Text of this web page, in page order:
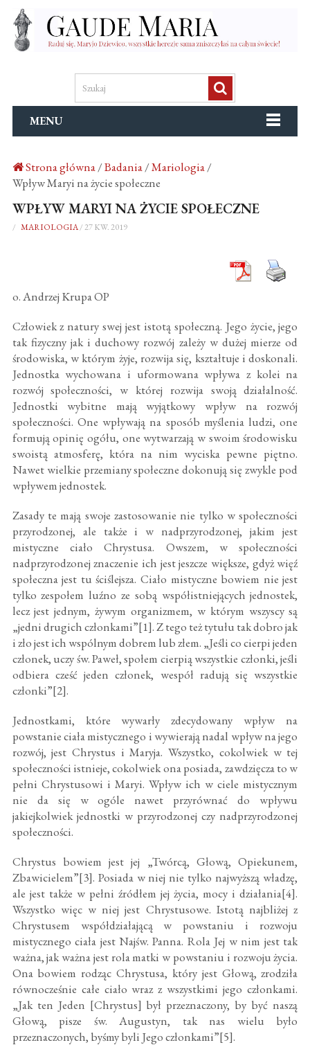
MENU
Strona główna/Badania/Mariologia/
Wpływ Maryi na życie społeczne
WPŁYW MARYI NA ŻYCIE SPOŁECZNE
/ MARIOLOGIA/ 27 KW. 2019
o. Andrzej Krupa OP
Człowiek z natury swej jest istotą społeczną. Jego życie, jego
tak fizyczny jak i duchowy rozwój zależy w dużej mierze od
środowiska, w którym żyje, rozwija się, kształtuje i doskonali.
Jednostka wychowana i uformowana wpływa z kolei na
rozwój społeczności, w której rozwija swoją działalność.
Jednostki wybitne mają wyjątkowy wpływ na rozwój
społeczności. One wpływają na sposób myślenia ludzi, one
formują opinię ogółu, one wytwarzają w swoim środowisku
swoistą atmosferę, która na nim wyciska pewne piętno.
Nawet wielkie przemiany społeczne dokonują się zwykle pod
wpływem jednostek.
Zasady te mają swoje zastosowanie nie tylko w społeczności
przyrodzonej, ale także i w nadprzyrodzonej, jakim jest
mistyczne ciało Chrystusa. Owszem, w społeczności
nadprzyrodzonej znaczenie ich jest jeszcze większe, gdyż więź
społeczna jest tu ściślejsza. Ciało mistyczne bowiem nie jest
tylko zespołem luźno ze sobą współistniejących jednostek,
lecz jest jednym, żywym organizmem, w którym wszyscy są
„jedni drugich członkami”[1]. Z tego też tytułu tak dobro jak
i zło jest ich wspólnym dobrem lub złem. „Jeśli co cierpi jeden
członek, uczy św. Paweł, społem cierpią wszystkie członki, jeśli
odbiera cześć jeden członek, wespół radują się wszystkie
członki”[2].
Jednostkami, które wywarły zdecydowany wpływ na
powstanie ciała mistycznego i wywierają nadal wpływ na jego
rozwój, jest Chrystus i Maryja. Wszystko, cokolwiek w tej
społeczności istnieje, cokolwiek ona posiada, zawdzięcza to w
pełni Chrystusowi i Maryi. Wpływ ich w ciele mistycznym
nie da się w ogóle nawet przyrównać do wpływu
jakiejkolwiek jednostki w przyrodzonej czy nadprzyrodzonej
społeczności.
Chrystus bowiem jest jej „Twórcą, Głową, Opiekunem,
Zbawicielem”[3]. Posiada w niej nie tylko najwyższą władzę,
ale jest także w pełni źródłem jej życia, mocy i działania[4].
Wszystko więc w niej jest Chrystusowe. Istotą najbliżej z
Chrystusem współdziałającą w powstaniu i rozwoju
mistycznego ciała jest Najśw. Panna. Rola Jej w nim jest tak
ważna, jak ważna jest rola matki w powstaniu i rozwoju życia.
Ona bowiem rodząc Chrystusa, który jest Głową, zrodziła
równocześnie całe ciało wraz z wszystkimi jego członkami.
„Jak ten Jeden [Chrystus] był przeznaczony, by być naszą
Głową, pisze św. Augustyn, tak nas wielu było
przeznaczonych, byśmy byli Jego członkami”[5].